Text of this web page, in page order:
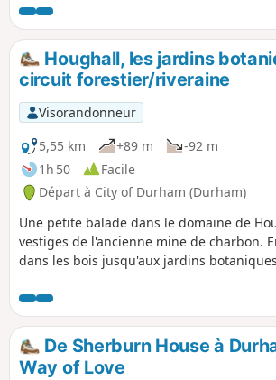
le château, la cathédrale et la rivière Wear.
Houghall, les jardins
circuit forestier/riveraine
Visorandonneur
5,55 km
+89 m
-92 m
1h 50
Facile
Départ à City of Durham (Durham)
Une petite balade dans le domaine de
vestiges de l'ancienne mine de charbon.
dans les bois jusqu'aux jardins
prolonger la balade). Retour dans les bois
Maiden Castle (site d'un fort de l'âge du
voiture par une promenade au bord de la
De Sherburn House à
Way of Love